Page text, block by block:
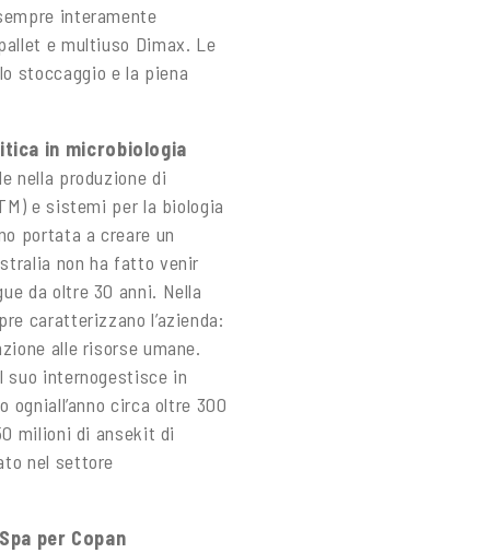
interamente
e multiuso Dimax. Le
stoccaggio e la piena
in microbiologia
nella produzione di
e sistemi per la biologia
portata a creare un
non ha fatto venir
da oltre 30 anni. Nella
caratterizzano l’azienda:
alle risorse umane.
suo internogestisce in
circa oltre 300
milioni di ansekit di
nel settore
per Copan